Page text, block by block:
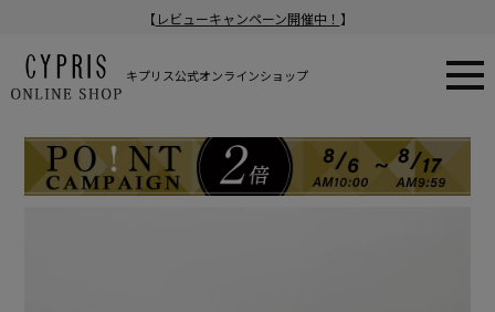
【 レビューキャンペーン開催中！ 】
キプリス公式オンラインショップ